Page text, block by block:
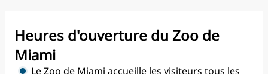
Heures d'ouverture du Zoo de
Miami
Le Zoo de Miami accueille les visiteurs tous les